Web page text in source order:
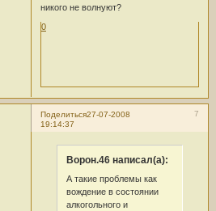
никого не волнуют?
0
Поделиться 7
27-07-2008
19:14:37
Ворон.46 написал(а):
А такие проблемы как
вождение в состоянии
алкогольного и